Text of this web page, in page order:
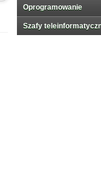
Oprogramowanie
Szafy